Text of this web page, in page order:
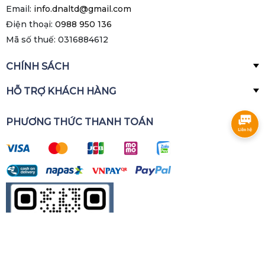
Email: info.dnaltd@gmail.com
Điện thoại: 0988 950 136
Mã số thuế: 0316884612
CHÍNH SÁCH
HỖ TRỢ KHÁCH HÀNG
PHƯƠNG THỨC THANH TOÁN